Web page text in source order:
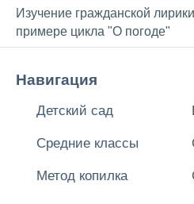
Изучение гражданской
примере цикла "О погоде"
Навигация
Детский сад
Средние классы
Метод копилка